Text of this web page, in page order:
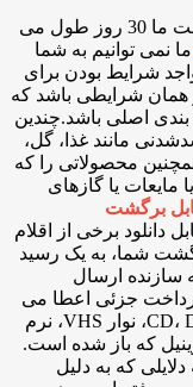
بررسی اجمالی سیاست بازپرداخت و بازگشت ما 30 روز طول می
ما نمی توانیم به شما
شرایط بودن برای
همان شرایطی باشد که
بندی اصلی باشد.چندین
مانند غذا، گل،
محصولاتی را که
مایعات یا گازهای
برگشت
دانلود برخی از اقلام
شما، به یک رسید
سازنده ارسال
جزئی اعطا می
CD، DVD، نوار VHS، نرم
که باز شده است.
که به دلیل